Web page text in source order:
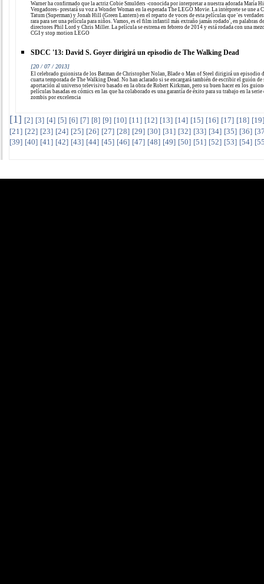
Warner ha confirmado que la actriz Cobie Smulders -conocida por interpretar a nuestra adorada María
Vengadores- prestará su voz a Wonder Woman en la esperada The LEGO Movie. La intérprete se une a
Tatum (Superman) y Jonah Hill (Green Lantern) en el reparto de voces de esta películas que 'es
rara para ser una película para niños. Vamos, es el film infantil más extraño jamás rodado', en palabras
directores Phil Lord y Chris Miller. La película se estrena en febrero de 2014 y está rodada con una
CGI y stop motion LEGO
SDCC '13: David S. Goyer dirigirá un episodio de The Walking Dead
[20 / 07 / 2013]
El celebrado guionista de los Batman de Christopher Nolan, Blade o Man of Steel dirigirá un episodio
cuarta temporada de The Walking Dead. No han aclarado si se encargará también de escribir el guión de
aportación al universo televisivo basado en la obra de Robert Kirkman, pero su buen hacer en los
películas basadas en cómics en las que ha colaborado es una garantía de éxito para su trabajo en la serie
zombis por excelencia
[1] [2] [3] [4] [5] [6] [7] [8] [9] [10] [11] [12] [13] [14] [15] [16] [17] [18] [19]
[21] [22] [23] [24] [25] [26] [27] [28] [29] [30] [31] [32] [33] [34] [35] [36] [
[39] [40] [41] [42] [43] [44] [45] [46] [47] [48] [49] [50] [51] [52] [53] [54] [